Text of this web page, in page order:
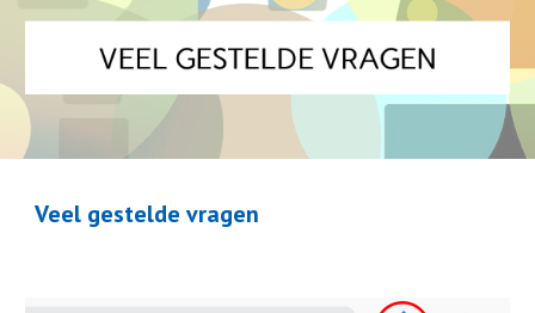
Veel gestelde vragen